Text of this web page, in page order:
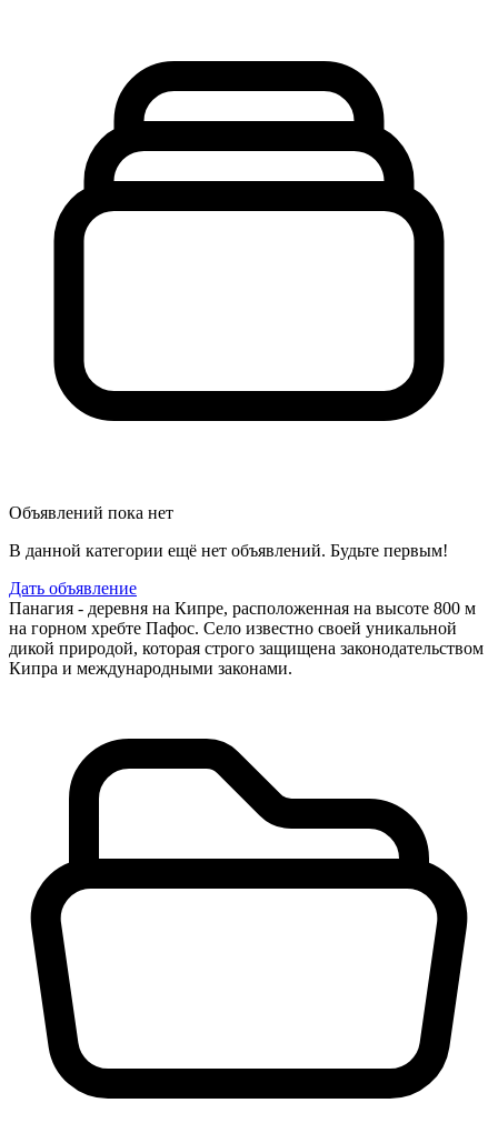
Объявлений пока нет
В данной категории ещё нет объявлений. Будьте первым!
Дать объявление
Панагия - деревня на Кипре, расположенная на высоте 800 м
на горном хребте Пафос. Село известно своей уникальной
дикой природой, которая строго защищена законодательством
Кипра и международными законами.